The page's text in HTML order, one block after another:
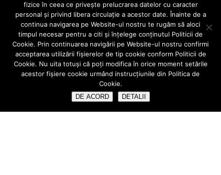
Ultimele Articole
Aparatele mobile
Când alegem o fațeta dentară?
Implant sau punte dentara ?
IMPLANT DENTAR vs COROANA DENTARA/PUNTE CLASICA
Ce înseamnă urgentă stomatologica?
fizice în ceea ce privește prelucrarea datelor cu caracter
personal și privind libera circulație a acestor date. Înainte de a
continua navigarea pe Website-ul nostru te rugăm să aloci
timpul necesar pentru a citi și înțelege conținutul Politicii de
Cookie. Prin continuarea navigării pe Website-ul nostru confirmi
acceptarea utilizării fişierelor de tip cookie conform Politicii de
Cookie. Nu uita totuși că poți modifica în orice moment setările
acestor fişiere cookie urmând instrucțiunile din Politica de
Cookie.
DE ACORD DETALII